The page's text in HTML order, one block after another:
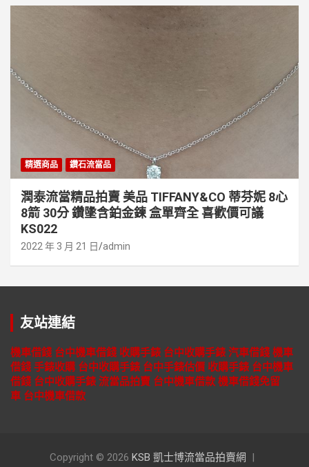
精選商品 鑽石流當品
潤泰流當精品拍賣 美品 TIFFANY&CO 蒂芬妮 8心
8箭 30分 鑽墬含鉑金鍊 盒單齊全 喜歡價可議
KS022
2022 年 3 月 21 日 admin
友站連結
機車借錢 台中機車借錢 收購手錶 台中收購手錶 汽車借錢 機車
借錢 手錶收購 台中收購手錶 台中手錶估價 收購手錶 台中機車
借錢 台中收購手錶 流當品拍賣 台中機車借款 機車借錢免留
車 台中機車借款
Copyright © 2026 KSB 凱士博流當品拍賣網